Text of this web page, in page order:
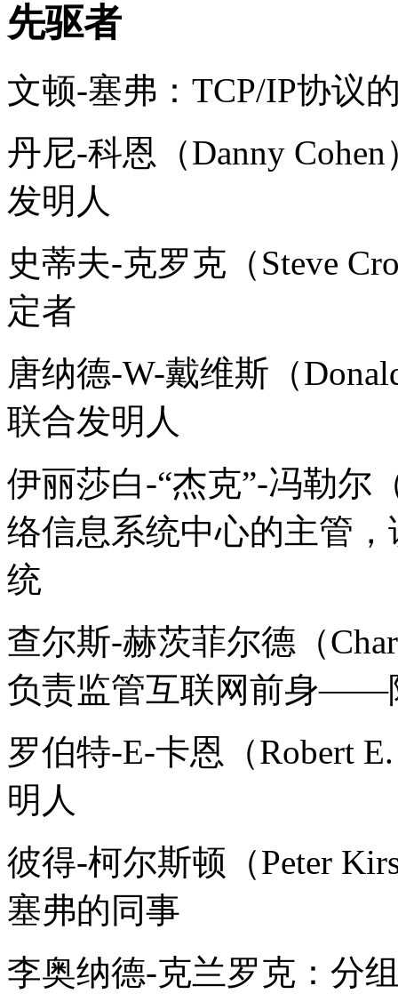
先驱者
文顿-塞弗：TCP/IP协议
丹尼-科恩（Danny
发明人
史蒂夫-克罗克（Steve
定者
唐纳德-W-戴维斯（
联合发明人
伊丽莎白-“杰克”-冯勒尔
络信息系统中心的主管
统
查尔斯-赫茨菲尔德（
负责监管互联网前身——
罗伯特-E-卡恩（Robert
明人
彼得-柯尔斯顿（Peter
塞弗的同事
李奥纳德-克兰罗克：分